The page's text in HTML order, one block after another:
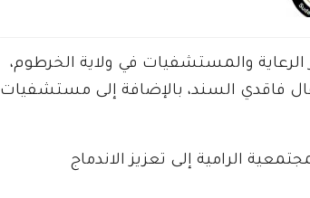
والمستشفيات في ولاية الخرطوم،
فاقدي السند، بالإضافة إلى مستشفيات
الرامية إلى تعزيز الاندماج